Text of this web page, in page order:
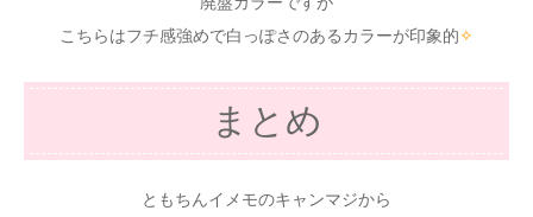
こちらはフチ感強めで白っぽさのあるカラーが印象的✧
まとめ
ともちんイメモのキャンマジから